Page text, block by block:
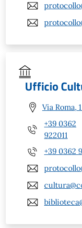
Ufficio
Via Roma,
+39 0362
922011
+39 0362